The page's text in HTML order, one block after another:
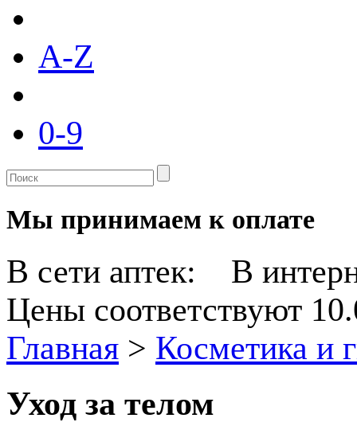
A-Z
0-9
Мы принимаем к оплате
В сети аптек:
В
Цены соответствуют
Главная > Косметика и
Уход за телом